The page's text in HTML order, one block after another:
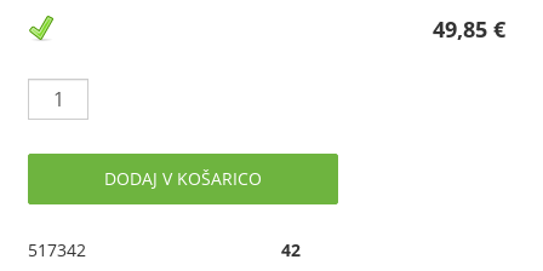
49,85 €
DODAJ V KOŠARICO
517342 42